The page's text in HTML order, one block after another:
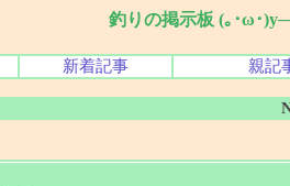
釣りの掲示板 (｡･ω･
新着記事 親記